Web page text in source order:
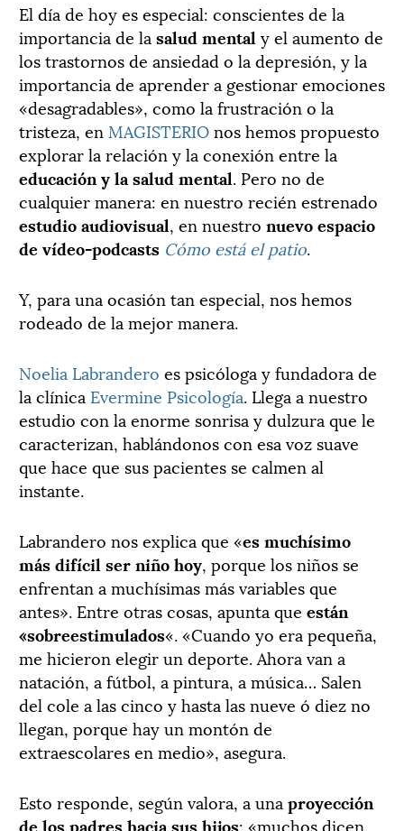
El día de hoy es especial: conscientes de la
importancia de la salud mental y el aumento de
los trastornos de ansiedad o la depresión, y la
importancia de aprender a gestionar emociones
«desagradables», como la frustración o la
tristeza, en MAGISTERIOnos hemos propuesto
explorar la relación y la conexión entre la
educación y la salud mental. Pero no de
cualquier manera: en nuestro recién estrenado
estudio audiovisual, en nuestro nuevo espacio
de vídeo-podcasts Cómo está el patio.
Y, para una ocasión tan especial, nos hemos
rodeado de la mejor manera.
Noelia Labrandero es psicóloga y fundadora de
la clínica Evermine Psicología. Llega a nuestro
estudio con la enorme sonrisa y dulzura que le
caracterizan, hablándonos con esa voz suave
que hace que sus pacientes se calmen al
instante.
Labrandero nos explica que «es muchísimo
más difícil ser niño hoy, porque los niños se
enfrentan a muchísimas más variables que
antes». Entre otras cosas, apunta que están
«sobreestimulados«. «Cuando yo era pequeña,
me hicieron elegir un deporte. Ahora van a
natación, a fútbol, a pintura, a música… Salen
del cole a las cinco y hasta las nueve ó diez no
llegan, porque hay un montón de
extraescolares en medio», asegura.
Esto responde, según valora, a una proyección
de los padres hacia sus hijos: «muchos dicen